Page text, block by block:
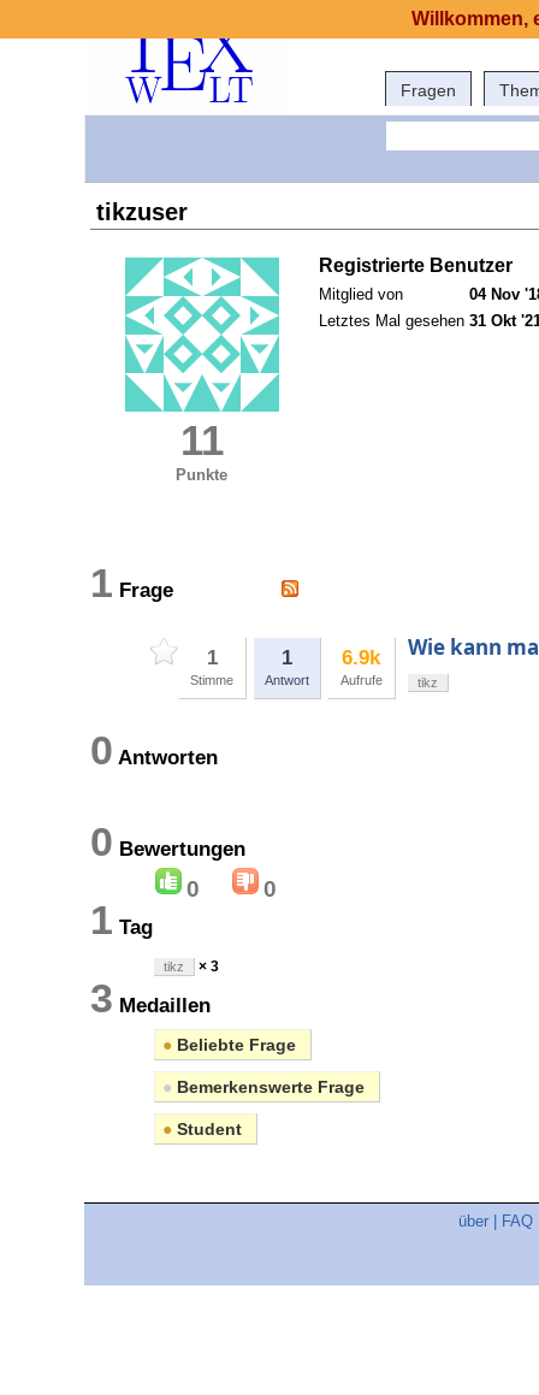
Fragen
tikzuser
11
Punkte
Registrierte Benutzer
Mitglied von
04 Nov
Letztes Mal gesehen 31 Okt
1 Frage
1
Stimme
1
Antwort
6.9k
Aufrufe
Wie kann
tikz
0 Antworten
0 Bewertungen
0 0
1 Tag
tikz × 3
3 Medaillen
● Beliebte Frage
● Bemerkenswerte Frage
● Student
über FAQ
Willkommen,